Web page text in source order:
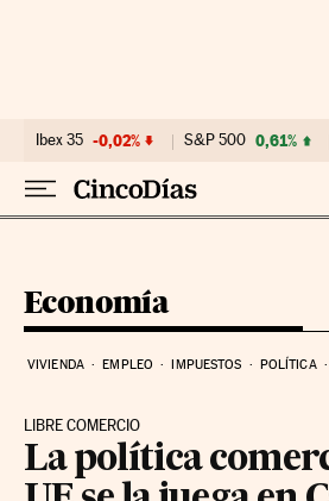
Ibex 35 -0,02% S&P 500 0,61%
Economía
VIVIENDA EMPLEO IMPUESTOS POLÍTICA
LIBRE COMERCIO
La política